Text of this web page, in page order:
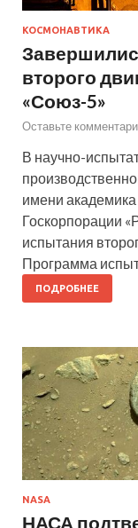
КОСМОНАВТИКА
второго
«Союз-5»
Оставьте
В научно-
имени
Госкорпорации
испытания
Программа
ПОДРОБНЕЕ
NASA
НАСА